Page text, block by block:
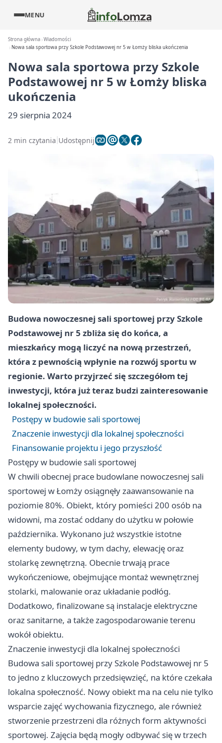
MENU
Strona główna Wiadomości
Nowa sala sportowa przy Szkole Podstawowej nr 5 w Łomży bliska ukończenia
Nowa sala sportowa przy Szkole
Podstawowej nr 5 w Łomży bliska
ukończenia
29 sierpnia 2024
2 min czytania Udostępnij
Budowa nowoczesnej sali sportowej przy Szkole
Podstawowej nr 5 zbliża się do końca, a
mieszkańcy mogą liczyć na nową przestrzeń,
która z pewnością wpłynie na rozwój sportu w
regionie. Warto przyjrzeć się szczegółom tej
inwestycji, która już teraz budzi zainteresowanie
lokalnej społeczności.
Postępy w budowie sali sportowej
Znaczenie inwestycji dla lokalnej społeczności
Finansowanie projektu i jego przyszłość
Postępy w budowie sali sportowej
W chwili obecnej prace budowlane nowoczesnej sali
sportowej w Łomży osiągnęły zaawansowanie na
poziomie 80%. Obiekt, który pomieści 200 osób na
widowni, ma zostać oddany do użytku w połowie
października. Wykonano już wszystkie istotne
elementy budowy, w tym dachy, elewację oraz
stolarkę zewnętrzną. Obecnie trwają prace
wykończeniowe, obejmujące montaż wewnętrznej
stolarki, malowanie oraz układanie podłóg.
Dodatkowo, finalizowane są instalacje elektryczne
oraz sanitarne, a także zagospodarowanie terenu
wokół obiektu.
Znaczenie inwestycji dla lokalnej społeczności
Budowa sali sportowej przy Szkole Podstawowej nr 5
to jedno z kluczowych przedsięwzięć, na które czekała
lokalna społeczność. Nowy obiekt ma na celu nie tylko
wsparcie zajęć wychowania fizycznego, ale również
stworzenie przestrzeni dla różnych form aktywności
sportowej. Zajęcia będą mogły odbywać się w trzech